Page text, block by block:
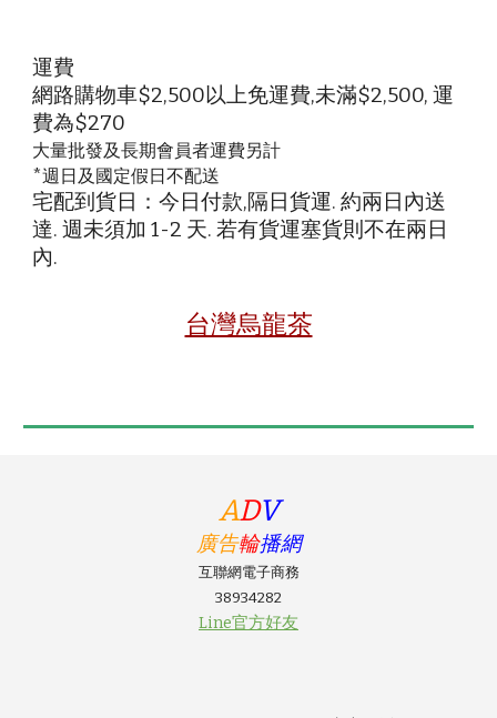
運費
網路購物車$2,500以上免運費,未滿$2,500, 運
費為$270
大量批發及長期會員者運費另計
*週日及國定假日不配送
宅配到貨日：今日付款,隔日貨運. 約兩日內送
達. 週未須加 1-2 天. 若有貨運塞貨則不在兩日
內.
台灣烏龍茶
ADV
廣告輪播網
互聯網電子商務
38934282
Line官方好友